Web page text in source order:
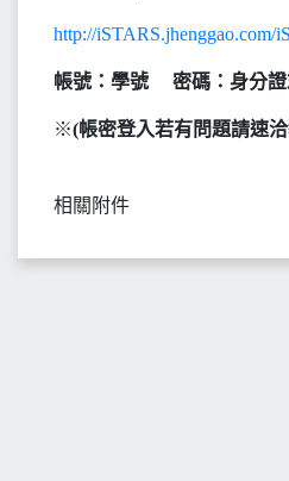
http://iSTARS.jhenggao.com/
帳號：學號 密碼：身分證
※(帳密登入若有問題請速
相關附件